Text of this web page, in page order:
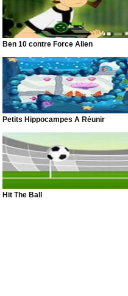
Ben 10 contre Force Alien
Petits Hippocampes À Réunir
Hit The Ball